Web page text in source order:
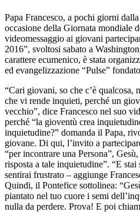
Papa Francesco, a pochi giorni
occasione della Giornata mondiale
videomessaggio ai giovani
2016”, svoltosi sabato a
carattere ecumenico, è stata
ed evangelizzazione “Pulse”
“Cari giovani, so che c’è qualcosa,
che vi rende inquieti, perché un
vecchio”, dice Francesco nel suo
perché “la gioventù crea
inquietudine?” domanda il Papa,
giovane. Di qui, l’invito a
“per incontrare una Persona”,
risposta a tale inquietudine”. “E
sentirai frustrato – aggiunge
Quindi, il Pontefice sottolinea:
piantato nel tuo cuore i semi
nulla da perdere. Prova! E poi